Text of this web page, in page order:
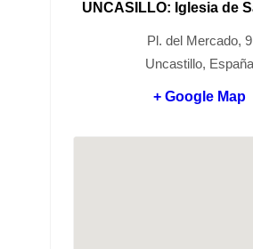
UNCASILLO: Iglesia de
Pl. del Mercado, 9
Uncastillo, España
+ Google Map